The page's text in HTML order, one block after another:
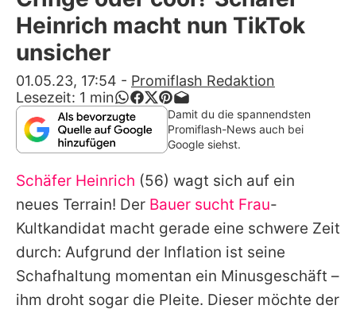
Alle Themen auf Promiflash
App runterladen
Team
Redaktionelle Richtlinien
Impressum
Datenschutzerklärung
Nutzungsbedingungen
Utiq verwalten
Heinrich macht nun TikTok
unsicher
01.05.23, 17:54 - Promiflash Redaktion
Lesezeit: 1 min
Damit du die spannendsten
Promiflash-News auch bei
Google siehst.
Schäfer Heinrich (56) wagt sich auf ein
neues Terrain! Der Bauer sucht Frau-
Kultkandidat macht gerade eine schwere Zeit
durch: Aufgrund der Inflation ist seine
Schafhaltung momentan ein Minusgeschäft –
ihm droht sogar die Pleite. Dieser möchte der